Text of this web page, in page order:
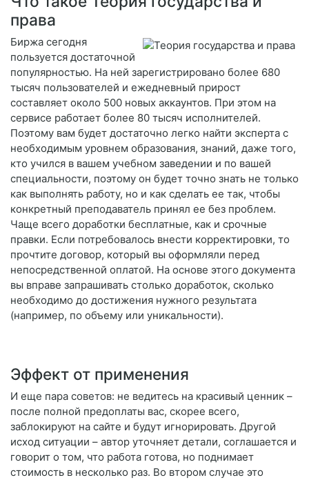
права
Биржа сегодня
пользуется достаточной
популярностью. На ней зарегистрировано более 680
тысяч пользователей и ежедневный прирост
составляет около 500 новых аккаунтов. При этом на
сервисе работает более 80 тысяч исполнителей.
Поэтому вам будет достаточно легко найти эксперта с
необходимым уровнем образования, знаний, даже того,
кто учился в вашем учебном заведении и по вашей
специальности, поэтому он будет точно знать не только
как выполнять работу, но и как сделать ее так, чтобы
конкретный преподаватель принял ее без проблем.
Чаще всего доработки бесплатные, как и срочные
правки. Если потребовалось внести корректировки, то
прочтите договор, который вы оформляли перед
непосредственной оплатой. На основе этого документа
вы вправе запрашивать столько доработок, сколько
необходимо до достижения нужного результата
(например, по объему или уникальности).
Эффект от применения
И еще пара советов: не ведитесь на красивый ценник –
после полной предоплаты вас, скорее всего,
заблокируют на сайте и будут игнорировать. Другой
исход ситуации – автор уточняет детали, соглашается и
говорит о том, что работа готова, но поднимает
стоимость в несколько раз. Во втором случае это